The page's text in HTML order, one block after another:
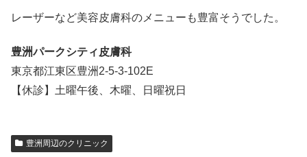
レーザーなど美容皮膚科のメニューも豊富そうでした。
豊洲パークシティ皮膚科
東京都江東区豊洲2-5-3-102E
【休診】土曜午後、木曜、日曜祝日
豊洲周辺のクリニック